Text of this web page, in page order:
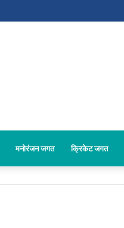
मनोरंजन जगत क्रिकेट जगत